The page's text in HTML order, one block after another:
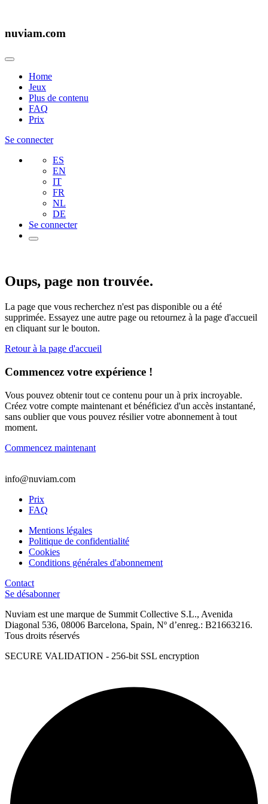
nuviam.com
Home
Jeux
Plus de contenu
FAQ
Prix
Se connecter
ES
EN
IT
FR
NL
DE
Se connecter
Oups, page non trouvée.
La page que vous recherchez n'est pas disponible ou a été
supprimée. Essayez une autre page ou retournez à la page d'accueil
en cliquant sur le bouton.
Retour à la page d'accueil
Commencez votre expérience !
Vous pouvez obtenir tout ce contenu pour un à prix incroyable.
Créez votre compte maintenant et bénéficiez d'un accès instantané,
sans oublier que vous pouvez résilier votre abonnement à tout
moment.
Commencez maintenant
info@nuviam.com
Prix
FAQ
Mentions légales
Politique de confidentialité
Cookies
Conditions générales d'abonnement
Contact
Se désabonner
Nuviam est une marque de Summit Collective S.L., Avenida
Diagonal 536, 08006 Barcelona, Spain, Nº d’enreg.: B21663216.
Tous droits réservés
SECURE VALIDATION - 256-bit SSL encryption